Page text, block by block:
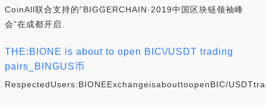
CoinAll联合支持的“BIGGERCHAIN·2019中国区块链领袖峰
会”在成都开启.
THE:BIONE is about to open BIC\/USDT trading
pairs_BINGUS币
RespectedUsers:BIONEExchangeisabouttoopenBIC/